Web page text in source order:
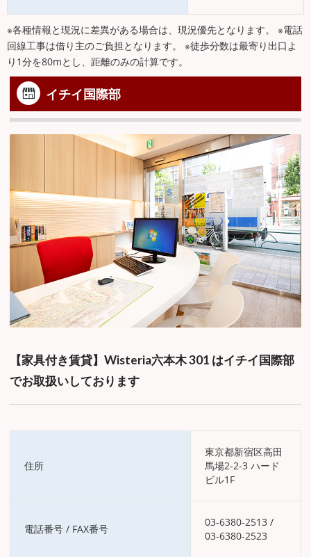
※各種情報と現況に差異がある場合は、現況優先となります。 ※電話
回線工事は借り主のご負担となります。 ※徒歩分数は最寄り出口よ
り1分を80mとし、距離のみの計算です。
イチイ国際部
【家具付き賃貸】Wisteria六本木 301 はイチイ国際部
でお取扱いしております
住所
東京都新宿区高田
馬場2-2-3 ハード
ビル1F
電話番号 / FAX番号
03-6380-2513 /
03-6380-2523